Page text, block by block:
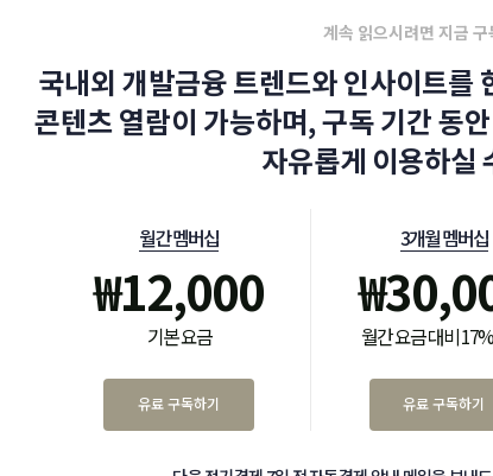
계속 읽으시려면 지금
국내외 개발금융 트렌드와 인사이트를
콘텐츠 열람이 가능하며, 구독 기간 동
자유롭게 이용하실
월간 멤버십
₩12,000
기본 요금
유료 구독하기
3개월 멤버십
₩
월간 요금 대비
유료 구독하기